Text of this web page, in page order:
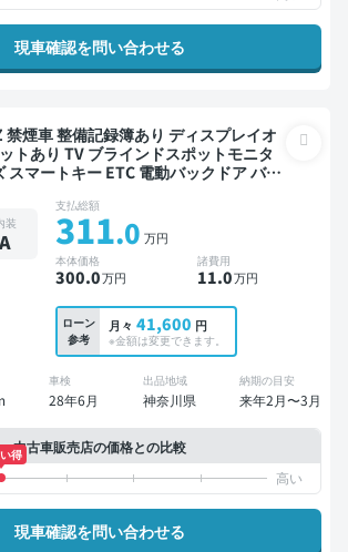
現車確認を問い合わせる
トあり TV ブラインドスポットモニタ
スマートキー ETC 電動バックドア バッ
装
A
支払総額
311.0 万円
本体価格
300.0万円
諸費用
11.0万円
ローン
参考
月々 41,600 円
※金額は変更できます。
車検
28年6月
出品地域
神奈川県
納期の目安
来年2月〜3月
中古車販売店の価格との比較
得
現車確認を問い合わせる